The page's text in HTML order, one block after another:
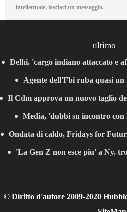
intellettuale, lasciaci un messaggio.
ultimo
Delhi, 'cargo indiano attaccato e
Agente dell'Fbi ruba quasi
criptovalute
Il Cdm approva un nuovo taglio
al 25 agosto
Media, 'dubbi su incontro con
Pezeshkian non potè
Ondata di caldo, Fridays for
Berlino
'La Gen Z non esce piu' a Ny,
© Diritto d'autore 2009-2020